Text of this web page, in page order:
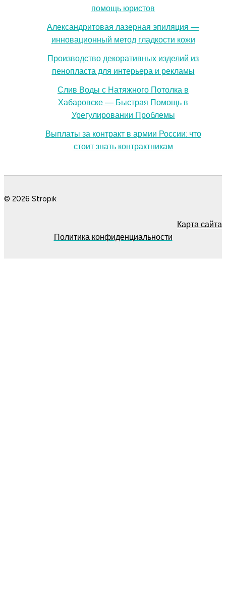
помощь юристов
Александритовая лазерная эпиляция —
инновационный метод гладкости кожи
Производство декоративных изделий из
пенопласта для интерьера и рекламы
Слив Воды с Натяжного Потолка в
Хабаровске — Быстрая Помощь в
Урегулировании Проблемы
Выплаты за контракт в армии России: что
стоит знать контрактникам
© 2026 Stropik
Карта сайта
Политика конфиденциальности